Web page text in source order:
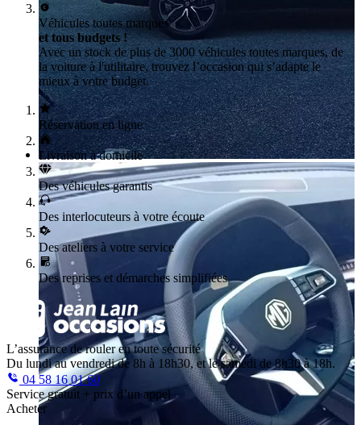
Véhicules toutes marques
et tous budgets !
Avec un stock de plus de 3000 véhicules toutes marques, de
la voiture à l'utilitaire, trouvez l’occasion qui s’adapte le
mieux à votre budget.
Réservation en ligne
Livraison à domicile
Des véhicules garantis
Des interlocuteurs à votre écoute
Des ateliers à votre service
Des reprises et démarches simplifiées
L’assurance de rouler en toute sécurité
Du lundi au vendredi de 8h à 18h30, et le samedi de 8h30 à 18h.
04 58 16 01 60
Service gratuit + prix d’un appel
Acheter